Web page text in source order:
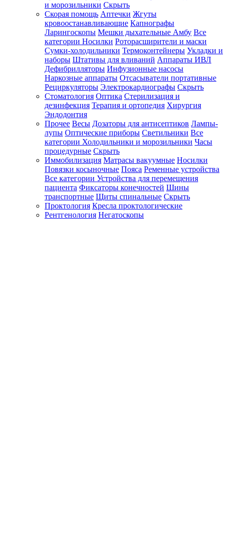
и морозильники Скрыть
Скорая помощь Аптечки Жгуты
кровоостанавливающие Капнографы
Ларингоскопы Мешки дыхательные Амбу Все
категории Носилки Роторасширители и маски
Сумки-холодильники Термоконтейнеры Укладки и
наборы Штативы для вливаний Аппараты ИВЛ
Дефибрилляторы Инфузионные насосы
Наркозные аппараты Отсасыватели портативные
Рециркуляторы Электрокардиографы Скрыть
Стоматология Оптика Стерилизация и
дезинфекция Терапия и ортопедия Хирургия
Эндодонтия
Прочее Весы Дозаторы для антисептиков Лампы-
лупы Оптические приборы Светильники Все
категории Холодильники и морозильники Часы
процедурные Скрыть
Иммобилизация Матрасы вакуумные Носилки
Повязки косыночные Пояса Ременные устройства
Все категории Устройства для перемещения
пациента Фиксаторы конечностей Шины
транспортные Щиты спинальные Скрыть
Проктология Кресла проктологические
Рентгенология Негатоскопы